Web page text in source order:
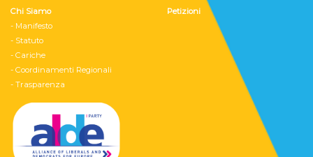
Chi Siamo
- Manifesto
- Statuto
- Cariche
- Coordinamenti Regionali
- Trasparenza
Petizioni